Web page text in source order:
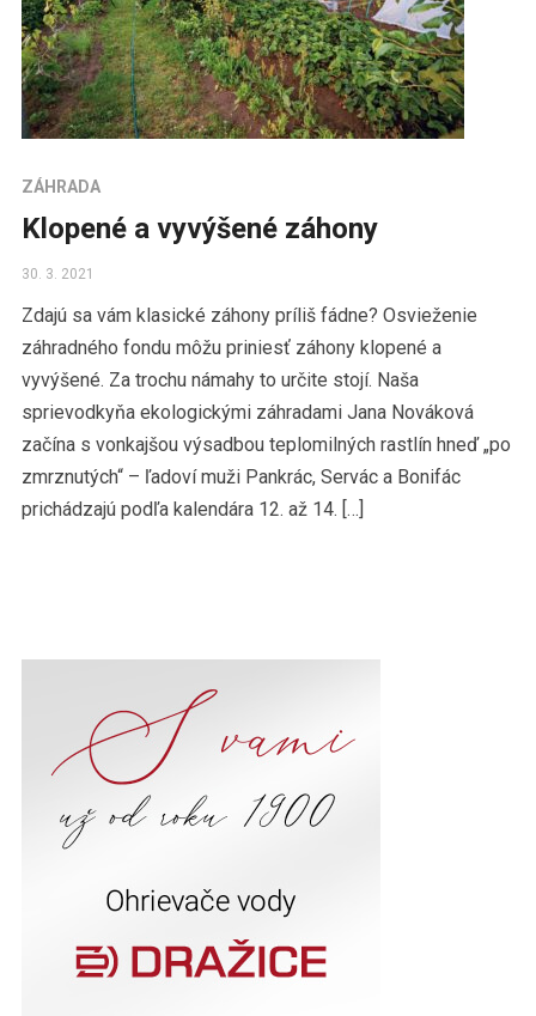
ZÁHRADA
Klopené a vyvýšené záhony
30. 3. 2021
Zdajú sa vám klasické záhony príliš fádne? Osvieženie
záhradného fondu môžu priniesť záhony klopené a
vyvýšené. Za trochu námahy to určite stojí. Naša
sprievodkyňa ekologickými záhradami Jana Nováková
začína s vonkajšou výsadbou teplomilných rastlín hneď „po
zmrznutých“ – ľadoví muži Pankrác, Servác a Bonifác
prichádzajú podľa kalendára 12. až 14. […]